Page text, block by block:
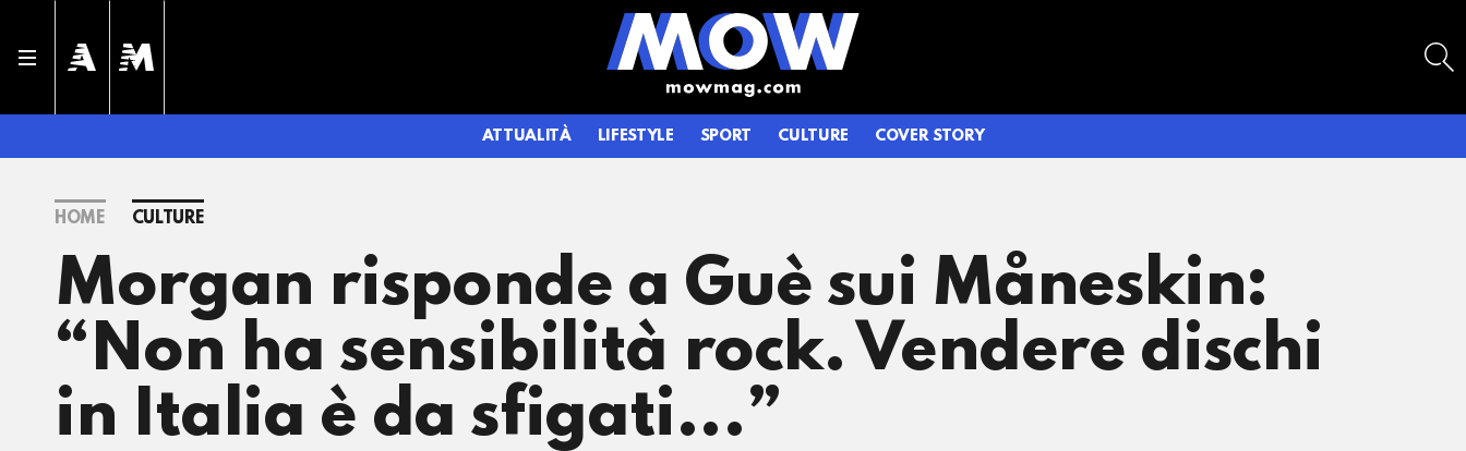
ATTUALITÀ LIFESTYLE SPORT CULTURE COVER STORY
HOME CULTURE
Morgan risponde a Guè sui Måneskin:
“Non ha sensibilità rock. Vendere dischi
in Italia è da sfigati...”